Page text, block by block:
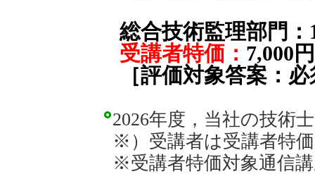
総合技術監理部門：
受講者特価： 7,000
［評価対象答案：必
2026年度，当社の技術
※）受講者は受講者特価
※受講者特価対象通信